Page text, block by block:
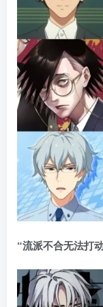
“流派不合无法打